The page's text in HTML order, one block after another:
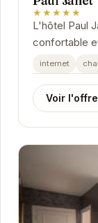
★★★★★
L'hôtel Paul
confortable
situé, il offre
internet
Voir l'offre